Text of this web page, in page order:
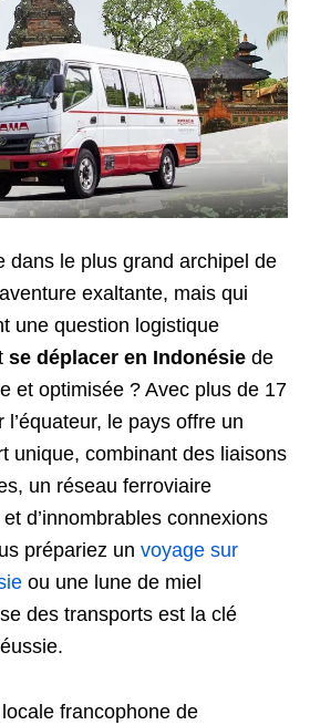
dans le plus grand archipel de
exaltante, mais qui
une question logistique
se déplacer en Indonésie de
et optimisée ? Avec plus de 17
le pays offre un
unique, combinant des liaisons
un réseau ferroviaire
d’innombrables connexions
prépariez un voyage sur
ou une lune de miel
des transports est la clé
francophone de